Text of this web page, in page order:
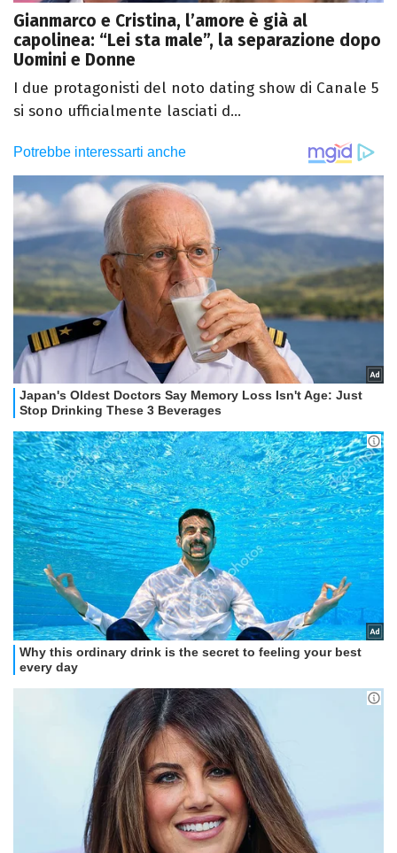
Gianmarco e Cristina, l’amore è già al
capolinea: “Lei sta male”, la separazione dopo
Uomini e Donne
I due protagonisti del noto dating show di Canale 5
si sono ufficialmente lasciati d...